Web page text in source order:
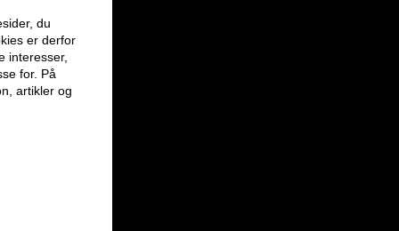
du
er derfor
interesser,
for. På
artikler og